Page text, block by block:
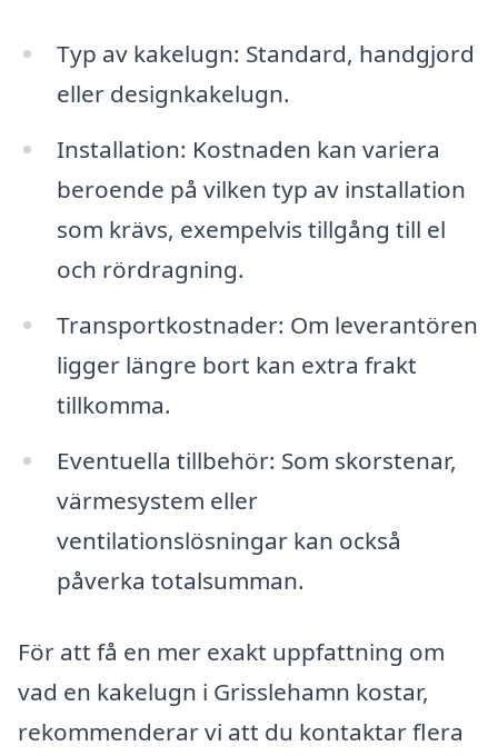
Typ av kakelugn: Standard, handgjord
eller designkakelugn.
Installation: Kostnaden kan variera
beroende på vilken typ av installation
som krävs, exempelvis tillgång till el
och rördragning.
Transportkostnader: Om leverantören
ligger längre bort kan extra frakt
tillkomma.
Eventuella tillbehör: Som skorstenar,
värmesystem eller
ventilationslösningar kan också
påverka totalsumman.
För att få en mer exakt uppfattning om
vad en kakelugn i Grisslehamn kostar,
rekommenderar vi att du kontaktar flera